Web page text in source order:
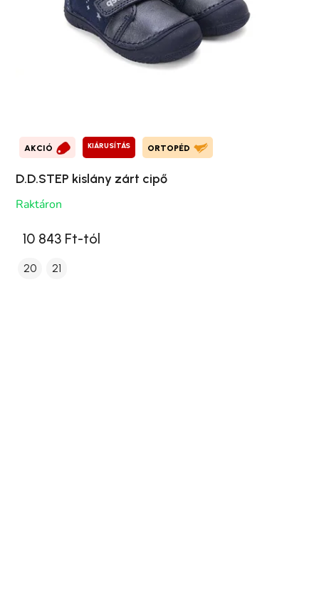
AKCIÓ KIÁRUSÍTÁS ORTOPÉD
D.D.STEP kislány zárt cipő
Raktáron
10 843 Ft-tól
20 21